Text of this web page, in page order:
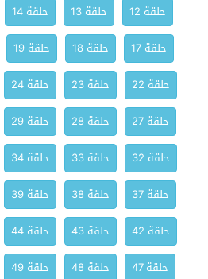
حلقة 12
حلقة 13 حلقة 14
حلقة 17
حلقة 18 حلقة 19
حلقة 22
حلقة 23 حلقة 24
حلقة 27
حلقة 28 حلقة 29
حلقة 32
حلقة 33 حلقة 34
حلقة 37
حلقة 38 حلقة 39
حلقة 42
حلقة 43 حلقة 44
حلقة 47
حلقة 48 حلقة 49